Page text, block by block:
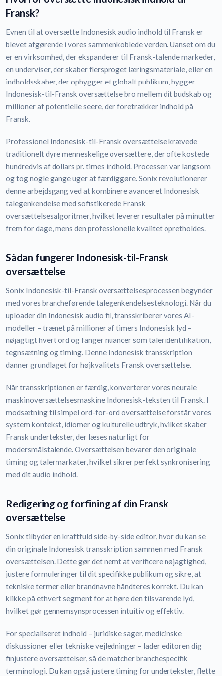
Fransk?
Evnen til at oversætte Indonesisk audio indhold til Fransk er
blevet afgørende i vores sammenkoblede verden. Uanset om du
er en virksomhed, der ekspanderer til Fransk-talende markeder,
en underviser, der skaber flersproget læringsmateriale, eller en
indholdsskaber, der opbygger et globalt publikum, bygger
Indonesisk-til-Fransk oversættelse bro mellem dit budskab og
millioner af potentielle seere, der foretrækker indhold på
Fransk.
Professionel Indonesisk-til-Fransk oversættelse krævede
traditionelt dyre menneskelige oversættere, der ofte kostede
hundredvis af dollars pr. times indhold. Processen var langsom
og tog nogle gange uger at færdiggøre. Sonix revolutionerer
denne arbejdsgang ved at kombinere avanceret Indonesisk
talegenkendelse med sofistikerede Fransk
oversættelsesalgoritmer, hvilket leverer resultater på minutter
frem for dage, mens den professionelle kvalitet opretholdes.
Sådan fungerer Indonesisk-til-Fransk
oversættelse
Sonix Indonesisk-til-Fransk oversættelsesprocessen begynder
med vores brancheførende talegenkendelsesteknologi. Når du
uploader din Indonesisk audio fil, transskriberer vores AI-
modeller – trænet på millioner af timers Indonesisk lyd –
nøjagtigt hvert ord og fanger nuancer som taleridentifikation,
tegnsætning og timing. Denne Indonesisk transskription
danner grundlaget for højkvalitets Fransk oversættelse.
Når transskriptionen er færdig, konverterer vores neurale
maskinoversættelsesmaskine Indonesisk-teksten til Fransk. I
modsætning til simpel ord-for-ord oversættelse forstår vores
system kontekst, idiomer og kulturelle udtryk, hvilket skaber
Fransk undertekster, der læses naturligt for
modersmålstalende. Oversættelsen bevarer den originale
timing og talermarkater, hvilket sikrer perfekt synkronisering
med dit audio indhold.
Redigering og forfining af din Fransk
oversættelse
Sonix tilbyder en kraftfuld side-by-side editor, hvor du kan se
din originale Indonesisk transskription sammen med Fransk
oversættelsen. Dette gør det nemt at verificere nøjagtighed,
justere formuleringer til dit specifikke publikum og sikre, at
tekniske termer eller brandnavne håndteres korrekt. Du kan
klikke på ethvert segment for at høre den tilsvarende lyd,
hvilket gør gennemsynsprocessen intuitiv og effektiv.
For specialiseret indhold – juridiske sager, medicinske
diskussioner eller tekniske vejledninger – lader editoren dig
finjustere oversættelser, så de matcher branchespecifik
terminologi. Du kan også justere timing for undertekster, flette